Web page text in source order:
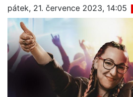
pátek, 21. července 2023, 14:05